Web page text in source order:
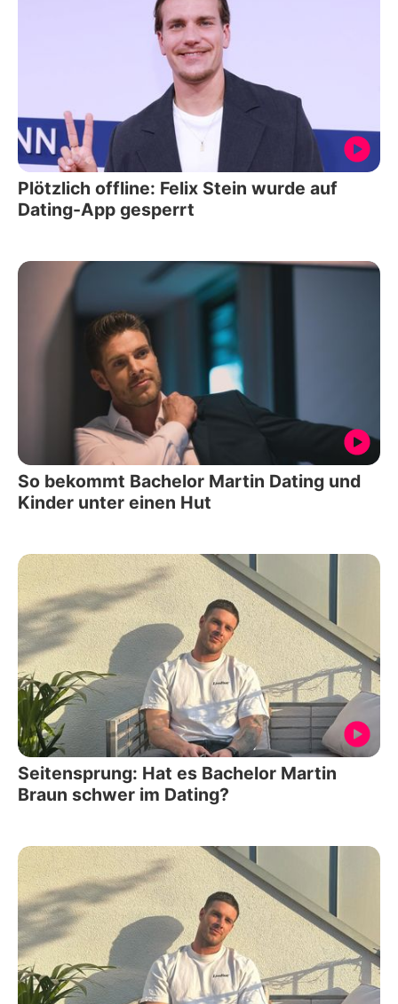
Plötzlich offline: Felix Stein wurde auf
Dating-App gesperrt
So bekommt Bachelor Martin Dating und
Kinder unter einen Hut
Seitensprung: Hat es Bachelor Martin
Braun schwer im Dating?